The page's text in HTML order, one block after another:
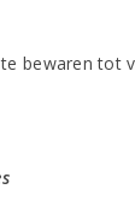
bewaren tot